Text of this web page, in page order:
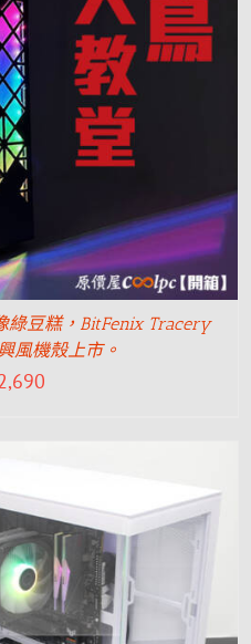
綠豆糕，BitFenix Tracery
風機殼上市。